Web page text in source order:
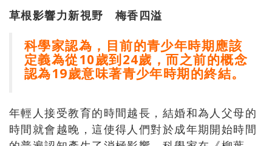
草根影響力新視野 梅香四溢
科學家認為，目前的青少年時期應該
定義為從10歲到24歲，而之前的概念
認為19歲意味著青少年時期的終結。
年輕人接受教育的時間越長，結婚和為人父母的
時間就會越晚，這使得人們對於成年期開始時間